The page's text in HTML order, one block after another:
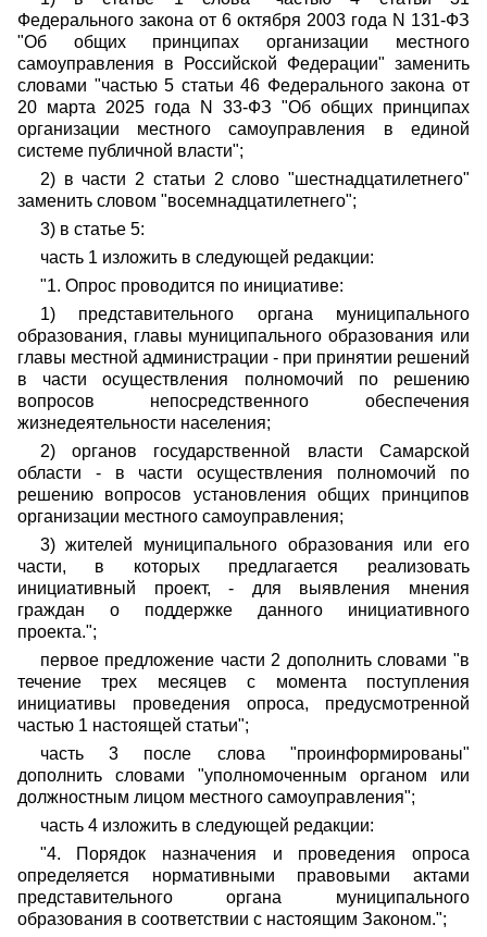
Федерального закона от 6 октября 2003 года N 131-ФЗ
"Об общих принципах организации местного
самоуправления в Российской Федерации" заменить
словами "частью 5 статьи 46 Федерального закона от
20 марта 2025 года N 33-ФЗ "Об общих принципах
организации местного самоуправления в единой
системе публичной власти";
2) в части 2 статьи 2 слово "шестнадцатилетнего"
заменить словом "восемнадцатилетнего";
3) в статье 5:
часть 1 изложить в следующей редакции:
"1. Опрос проводится по инициативе:
1) представительного органа муниципального
образования, главы муниципального образования или
главы местной администрации - при принятии решений
в части осуществления полномочий по решению
вопросов непосредственного обеспечения
жизнедеятельности населения;
2) органов государственной власти Самарской
области - в части осуществления полномочий по
решению вопросов установления общих принципов
организации местного самоуправления;
3) жителей муниципального образования или его
части, в которых предлагается реализовать
инициативный проект, - для выявления мнения
граждан о поддержке данного инициативного
проекта.";
первое предложение части 2 дополнить словами "в
течение трех месяцев с момента поступления
инициативы проведения опроса, предусмотренной
частью 1 настоящей статьи";
часть 3 после слова "проинформированы"
дополнить словами "уполномоченным органом или
должностным лицом местного самоуправления";
часть 4 изложить в следующей редакции:
"4. Порядок назначения и проведения опроса
определяется нормативными правовыми актами
представительного органа муниципального
образования в соответствии с настоящим Законом.";